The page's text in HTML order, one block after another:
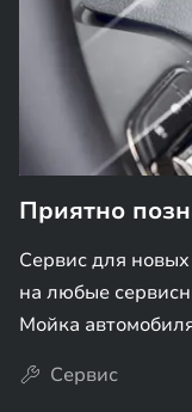
Приятно
Сервис для
на любые
Мойка
Сервис